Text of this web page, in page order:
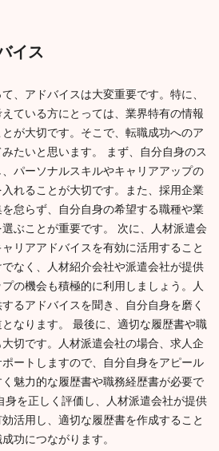
イス
、アドバイスは大変重要です。特に、
ている方にとっては、業界特有の情報
が大切です。そこで、転職成功へのア
たいと思います。 まず、自分自身のス
パーソナルスキルやキャリアアップの
れることが大切です。また、採用企業
怠らず、自分自身の希望する職種や業
ぶことが重要です。 次に、人材派遣会
リアアドバイスを有効に活用すること
なく、人材紹介会社や派遣会社が提供
の機会も積極的に利用しましょう。人
るアドバイスを聞き、自分自身を磨く
なります。 最後に、適切な履歴書や職
切です。人材派遣会社の場合、求人企
ートしますので、自分自身をアピール
魅力的な履歴書や職務経歴書が必要で
身を正しく評価し、人材派遣会社が提供
活用し、適切な履歴書を作成すること
功につながります。